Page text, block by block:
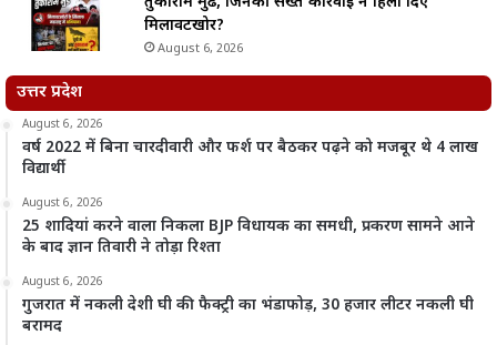
मिलावटखोर?
August 6, 2026
उत्तर प्रदेश
August 6, 2026
वर्ष 2022 में बिना चारदीवारी और फर्श पर बैठकर पढ़ने को मजबूर थे 4 लाख
विद्यार्थी
August 6, 2026
25 शादियां करने वाला निकला BJP विधायक का समधी, प्रकरण सामने आने
के बाद ज्ञान तिवारी ने तोड़ा रिश्ता
August 6, 2026
गुजरात में नकली देशी घी की फैक्ट्री का भंडाफोड़, 30 हजार लीटर नकली घी
बरामद